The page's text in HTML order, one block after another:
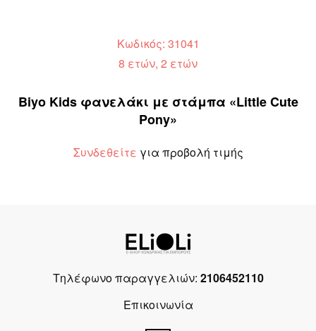
Κωδικός: 31041
8 ετών, 2 ετών
Biyo Kids φανελάκι με στάμπα «Little Cute
Pony»
Συνδεθείτε για προβολή τιμής
Τηλέφωνο παραγγελιών: 2106452110
Επικοινωνία